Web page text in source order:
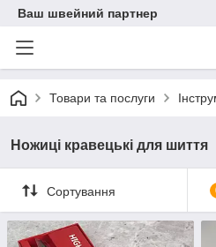
Ваш швейний партнер
Товари та послуги
Ножиці кравецькі для шиття
Сортування